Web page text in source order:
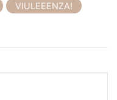
VIULEEENZA!